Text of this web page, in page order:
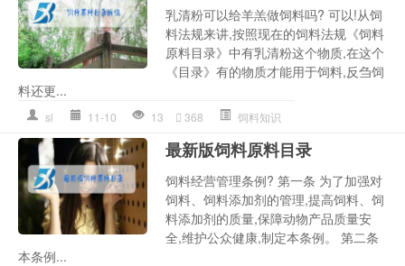
乳清粉可以给羊羔做饲料吗? 可以!从饲
料法规来讲,按照现在的饲料法规《饲料
原料目录》中有乳清粉这个物质,在这个
《目录》有的物质才能用于饲料,反刍饲
料还更...
sl 11-10 13 368 饲料知识
最新版饲料原料目录
饲料经营管理条例? 第一条 为了加强对
饲料、饲料添加剂的管理,提高饲料、饲
料添加剂的质量,保障动物产品质量安
全,维护公众健康,制定本条例。 第二条
本条例...